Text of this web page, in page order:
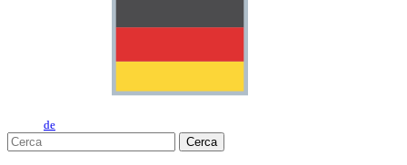
de
Cerca